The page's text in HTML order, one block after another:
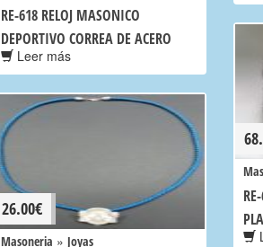
RE-618 RELOJ MASONICO
DEPORTIVO CORREA DE ACERO
Leer más
26.00€
Masoneria » Joyas